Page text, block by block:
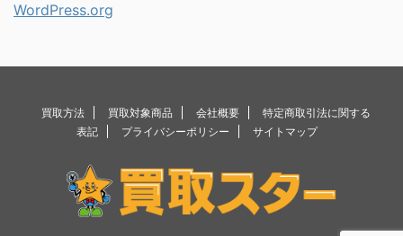
WordPress.org
買取方法 買取対象商品 会社概要
特定商取引法に関する
表記
プライバシーポリシー サイトマップ